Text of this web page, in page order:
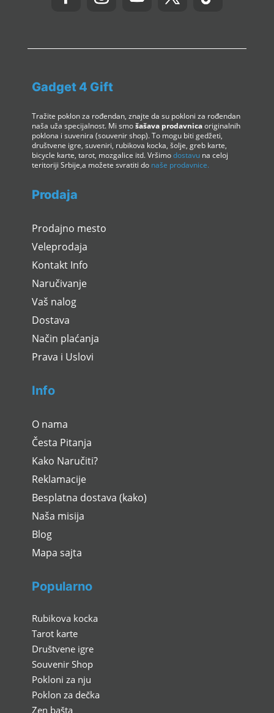
Gadget 4 Gift
Tražite poklon za rođendan, znajte da su pokloni za rođendan
naša uža specijalnost. Mi smošašava prodavnicaoriginalnih
poklona i suvenira (souvenir shop). To mogu biti gedžeti,
društvene igre, suveniri, rubikova kocka, šolje, greb karte,
bicycle karte, tarot, mozgalice itd. Vršimodostavu na celoj
teritoriji Srbije,a možete svratiti do naše prodavnice.
Prodaja
Prodajno mesto
Veleprodaja
Kontakt Info
Naručivanje
Vaš nalog
Dostava
Način plaćanja
Prava i Uslovi
Info
O nama
Česta Pitanja
Kako Naručiti?
Reklamacije
Besplatna dostava (kako)
Naša misija
Blog
Mapa sajta
Popularno
Rubikova kocka
Tarot karte
Društvene igre
Souvenir Shop
Pokloni za nju
Poklon za dečka
Zen bašta